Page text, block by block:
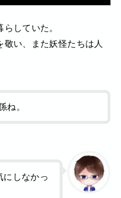
していた。
敬い、また妖怪たちは人
ね。
にしなかっ